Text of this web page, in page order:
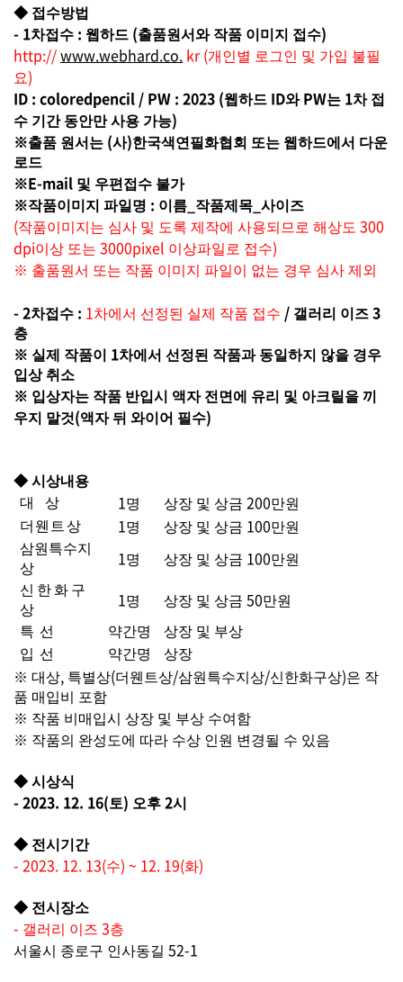
◆ 접수방법
- 1차접수 : 웹하드 (출품원서와 작품 이미지 접수)
http://www.webhard.co. kr (개인별 로그인 및 가입 불필
요)
ID : coloredpencil / PW : 2023 (웹하드 ID와 PW는 1차 접
수 기간 동안만 사용 가능)
※출품 원서는 (사)한국색연필화협회 또는 웹하드에서 다운
로드
※E-mail 및 우편접수 불가
※작품이미지 파일명 : 이름 작품제목 사이즈
(작품이미지는 심사 및 도록 제작에 사용되므로 해상도 300
dpi이상 또는 3000pixel 이상파일로 접수)
※ 출품원서 또는 작품 이미지 파일이 없는 경우 심사 제외
- 2차접수 : 1 차에서 선정된 실제 작품 접수 / 갤러리 이즈 3
층
※ 실제 작품이 1차에서 선정된 작품과 동일하지 않을 경우
입상 취소
※ 입상자는 작품 반입시 액자 전면에 유리 및 아크릴을 끼
우지 말것(액자 뒤 와이어 필수)
◆ 시상내용
대 상
1 명 상장 및 상금 200만원
더웬트상
1 명 상장 및 상금 100만원
삼원특수지
상
1 명 상장 및 상금 100만원
신한화구
상
1 명 상장 및 상금 50만원
특 선
약간명
상장 및 부상
입 선
약간명
상장
※ 대상, 특별상(더웬트상/삼원특수지상/신한화구상)은 작
품 매입비 포함
※ 작품 비매입시 상장 및 부상 수여함
※ 작품의 완성도에 따라 수상 인원 변경될 수 있음
◆ 시상식
- 2023. 12. 16(토) 오후 2시
◆ 전시기간
- 2023. 12. 13(수) ~ 12. 19(화)
◆ 전시장소
- 갤러리 이즈 3층
서울시 종로구 인사동길 52-1